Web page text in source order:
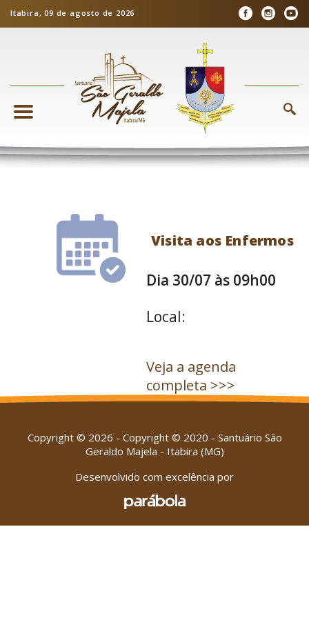
Itabira, 09 de agosto de 2026
Visita aos Enfermos
Dia 30/07 às 09h00
Local:
Veja a agenda
completa >>>
Copyright © 2026 - Copyright © 2020 - Santuário São
Geraldo Majela - Itabira (MG)
Desenvolvido com excelência por